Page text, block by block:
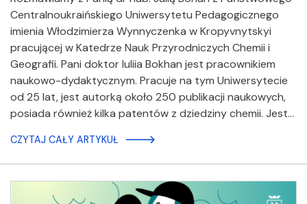
Centralnoukraińskiego Uniwersytetu Pedagogicznego
imienia Włodzimierza Wynnyczenka w Kropyvnytskyi
pracującej w Katedrze Nauk Przyrodniczych Chemii i
Geografii. Pani doktor Iuliia Bokhan jest pracownikiem
naukowo-dydaktycznym. Pracuje na tym Uniwersytecie
od 25 lat, jest autorką około 250 publikacji naukowych,
posiada również kilka patentów z dziedziny chemii. Jest…
CZYTAJ CAŁY ARTYKUŁ